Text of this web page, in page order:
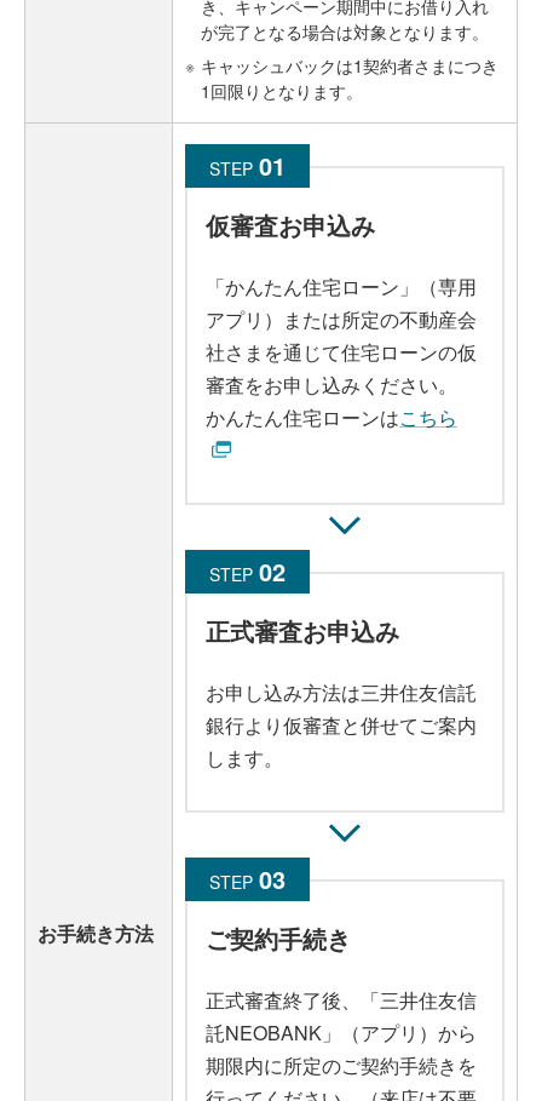
き、キャンペーン期間中にお借り入れ
が完了となる場合は対象となります。
※ キャッシュバックは1契約者さまにつき
1回限りとなります。
お手続き方法
STEP
仮審査お申込み
「かんたん住宅ローン」（専用
アプリ）または所定の不動産会
社さまを通じて住宅ローンの仮
審査をお申し込みください。
かんたん住宅ローンはこちら
STEP
正式審査お申込み
お申し込み方法は三井住友信託
銀行より仮審査と併せてご案内
します。
STEP
ご契約手続き
正式審査終了後、「三井住友信
託NEOBANK」（アプリ）から
期限内に所定のご契約手続きを